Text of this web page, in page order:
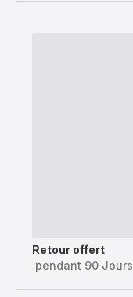
Retour offert
pendant 90 Jours